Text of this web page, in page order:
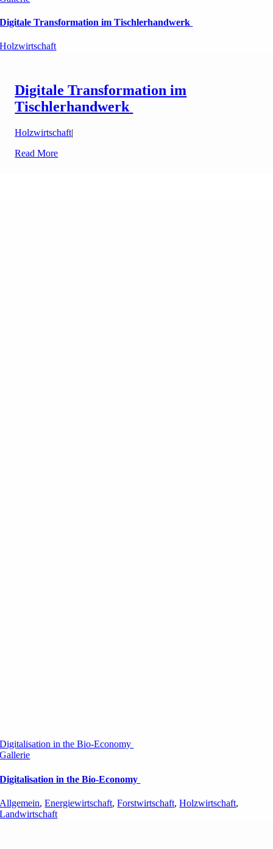
Digitale Transformation im Tischlerhandwerk
Holzwirtschaft
Digitale Transformation im
Tischlerhandwerk
Holzwirtschaft|
Read More
Digitalisation in the Bio-Economy
Gallerie
Digitalisation in the Bio-Economy
Allgemein,Energiewirtschaft,Forstwirtschaft,Holzwirtschaft,
Landwirtschaft